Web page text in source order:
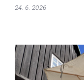
24. 6. 2026